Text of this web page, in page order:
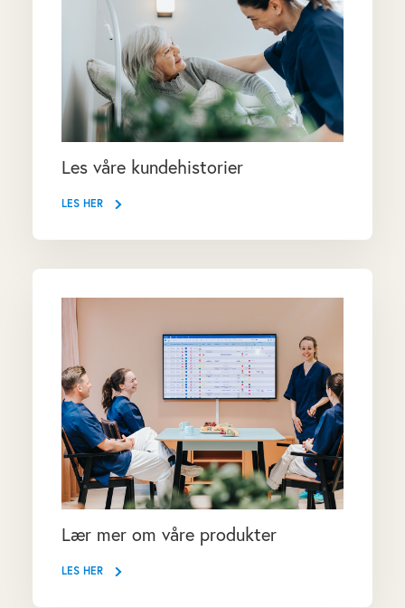
Les våre kundehistorier
LES HER
Lær mer om våre produkter
LES HER